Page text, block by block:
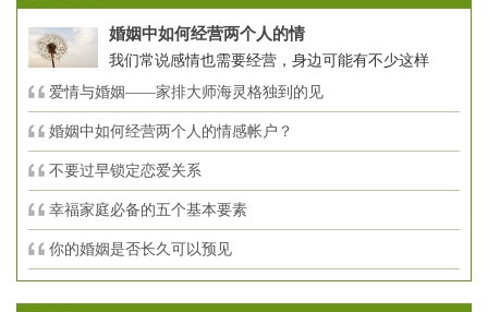
婚姻中如何经营两个人的情
我们常说感情也需要经营，身边可能有不少这样
爱情与婚姻——家排大师海灵格独到的见
婚姻中如何经营两个人的情感帐户？
不要过早锁定恋爱关系
幸福家庭必备的五个基本要素
你的婚姻是否长久可以预见